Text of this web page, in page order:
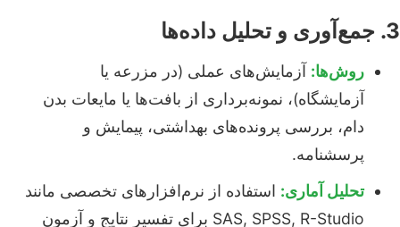
3. جمع‌آوری و تحلیل داده‌ها
روش‌ها: آزمایش‌های عملی (در مزرعه یا
آزمایشگاه)، نمونه‌برداری از بافت‌ها یا مایعات بدن
دام، بررسی پرونده‌های بهداشتی، پیمایش و
پرسشنامه.
تحلیل آماری: استفاده از نرم‌افزارهای تخصصی مانند
SAS, SPSS, R-Studio برای تفسیر نتایج و آزمون